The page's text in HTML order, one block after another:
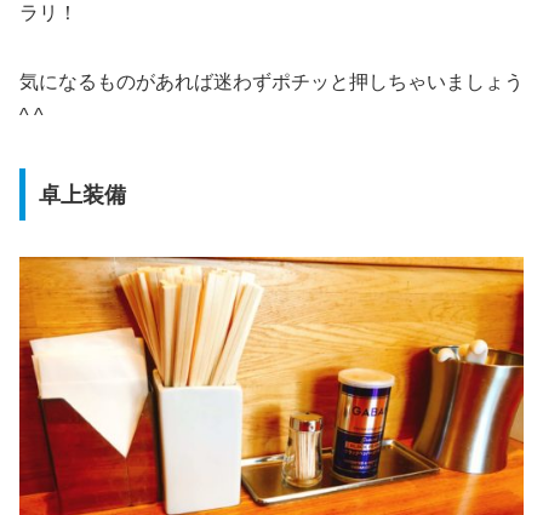
ラリ！
気になるものがあれば迷わずポチッと押しちゃいましょう
^ ^
卓上装備